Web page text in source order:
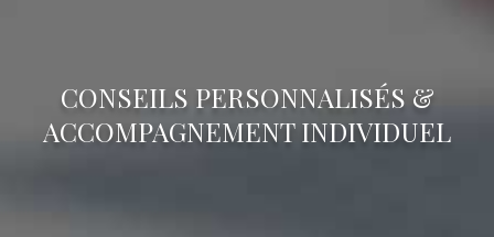
CONSEILS PERSONNALISÉS &
ACCOMPAGNEMENT INDIVIDUEL